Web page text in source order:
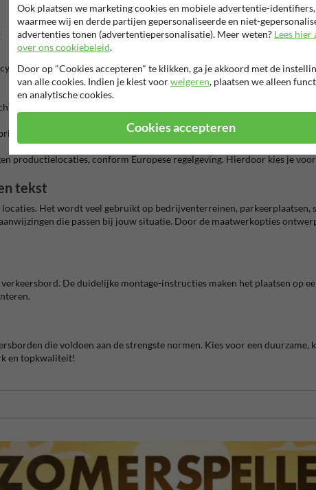
is. De stevige constructie met dubbel omgezette rand maakt
zowel overdag als 's nachts. Dit maakt het bord geschikt
van 15 jaar op de reflecterende folie, die zijn hechting en
productielocaties, conform Europese regelgeving. Hierdoor kies je
tekst
Het wordt veel gebruikt op bedrijventerreinen,
die passen bij jouw situatie. Door de maatwerkopties
De duidelijke montage-instructies maken het plaatsen op
die voldoen aan de strengste normen. Kies voor een
en topkwaliteit!
Ook plaatsen we marketing cookies en mobiele advertentie-identifiers,
waarmee wij en derde partijen gepersonaliseerde en niet-
advertenties tonen (advertentiepersonalisatie). Meer weten? Lees hier
over ons cookiebeleid.
Door op "Cookies accepteren" te klikken, ga je akkoord met de
van alle cookies. Indien je kiest voorweigeren, plaatsen we alleen
en analytische cookies.
Cookies accepteren